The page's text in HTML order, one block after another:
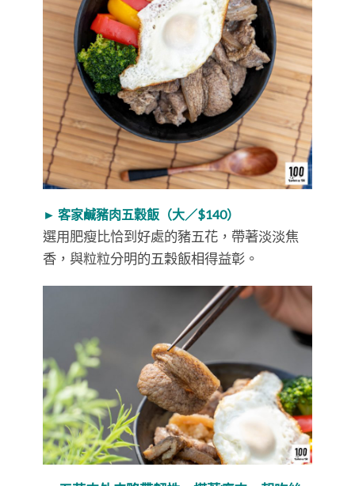
► 客家鹹豬肉五穀飯（大／$140）
選用肥瘦比恰到好處的豬五花，帶著淡淡焦
香，與粒粒分明的五穀飯相得益彰。